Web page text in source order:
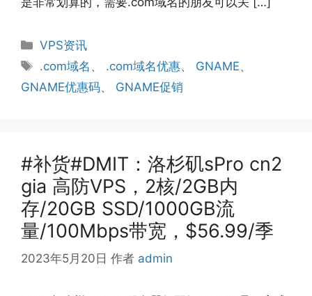
分
VPS资讯
标
签
.com域名 、 .com域名优惠、 GNAME、
GNAME优惠码、 GNAME促销
#补货#DMIT：洛杉矶sPro cn2
gia 高防VPS，2核/2GB内
存/20GB SSD/1000GB流
量/100Mbps带宽，$56.99/季
2023年5月20日 作者 admin